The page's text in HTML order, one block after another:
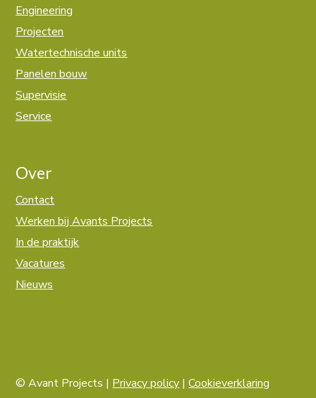
Engineering
Projecten
Watertechnische units
Panelen bouw
Supervisie
Service
Over
Contact
Werken bij Avants Projects
In de praktijk
Vacatures
Nieuws
© Avant Projects | Privacy policy |Cookieverklaring